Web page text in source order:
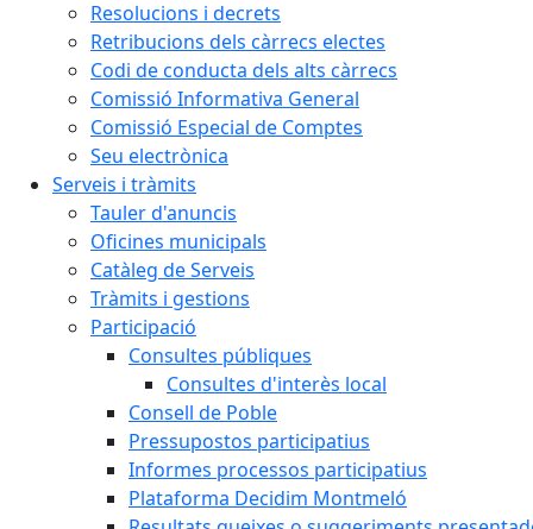
Resolucions i decrets
Retribucions dels càrrecs electes
Codi de conducta dels alts càrrecs
Comissió Informativa General
Comissió Especial de Comptes
Seu electrònica
Serveis i tràmits
Tauler d'anuncis
Oficines municipals
Catàleg de Serveis
Tràmits i gestions
Participació
Consultes públiques
Consultes d'interès local
Consell de Poble
Pressupostos participatius
Informes processos participatius
Plataforma Decidim Montmeló